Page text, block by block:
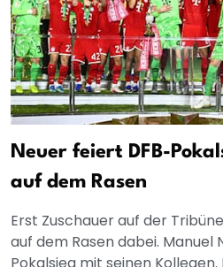
Neuer feiert DFB-
auf dem Rasen
Erst Zuschauer auf der
auf dem Rasen dabei.